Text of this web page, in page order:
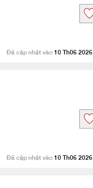
Đã cập nhật vào 10 Th06 2026
Đã cập nhật vào 10 Th06 2026